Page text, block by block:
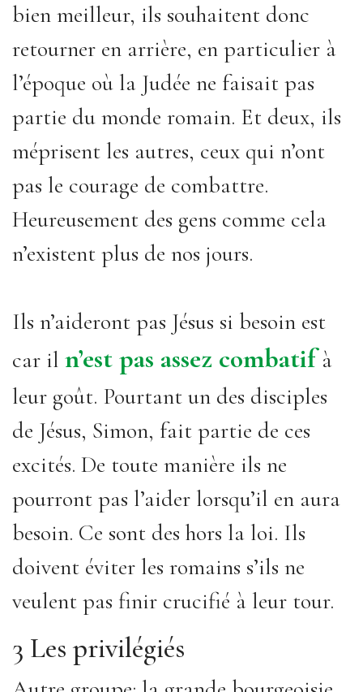
bien meilleur, ils souhaitent donc
retourner en arrière, en particulier à
l’époque où la Judée ne faisait pas
partie du monde romain. Et deux, ils
méprisent les autres, ceux qui n’ont
pas le courage de combattre.
Heureusement des gens comme cela
n’existent plus de nos jours.
Ils n’aideront pas Jésus si besoin est
car il n’est pas assez combatifà
leur goût. Pourtant un des disciples
de Jésus, Simon, fait partie de ces
excités. De toute manière ils ne
pourront pas l’aider lorsqu’il en aura
besoin. Ce sont des hors la loi. Ils
doivent éviter les romains s’ils ne
veulent pas finir crucifié à leur tour.
3 Les privilégiés